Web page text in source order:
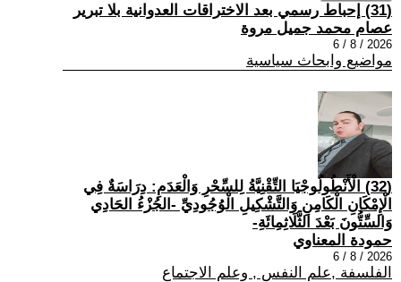
(31) إحباط رسمي بعد الاختراقات العدوانية بلا تبرير
عصام محمد جميل مروة
2026 / 8 / 6
مواضيع وابحاث سياسية
(32) الْأَنْطُولُوجْيَا التِّقْنِيَّةُ لِلسِّحْرِ وَالْعَدَمِ: دِرَاسَةٌ فِي
الْإِمْكَانِ الْكَامِنِ وَالتَّشْكِيلِ الْوُجُودِيِّ -الجُزْءُ الحَادِي
وَالسِّتُّونَ بَعْدَ الثَّلَاثِمِائَةِ-
حمودة المعناوي
2026 / 8 / 6
الفلسفة ,علم النفس , وعلم الاجتماع